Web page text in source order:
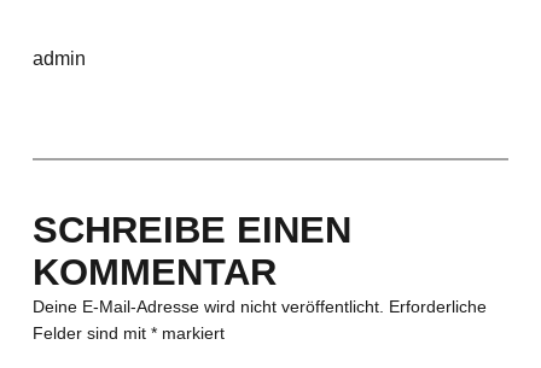
admin
SCHREIBE EINEN
KOMMENTAR
Deine E-Mail-Adresse wird nicht veröffentlicht. Erforderliche
Felder sind mit *markiert